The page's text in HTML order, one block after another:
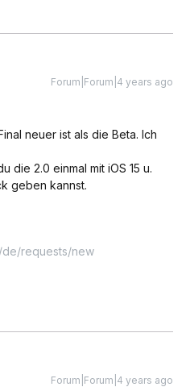
Forum|Forum|4 years ago
neuer ist als die Beta. Ich
die 2.0 einmal mit iOS 15 u.
geben kannst.
requests/new
Forum|Forum|4 years ago